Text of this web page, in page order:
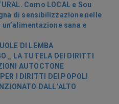
Como LOCAL e Sou
di sensibilizzazione nelle
sana e
DI LEMBA
_ LA TUTELA DEI DIRITTI
AUTOCTONE
I DIRITTI DEI POPOLI
DALL’ALTO